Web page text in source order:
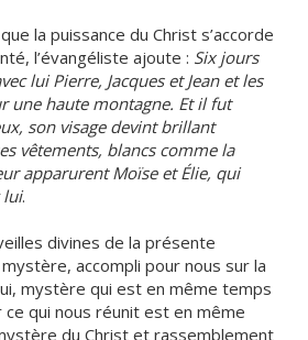
la puissance du Christ s’accorde
l’évangéliste ajoute : Six jours
lui Pierre, Jacques et Jean et les
une haute montagne. Et il fut
son visage devint brillant
vêtements, blancs comme la
apparurent Moïse et Élie, qui
lui.
divines de la présente
accompli pour nous sur la
mystère qui est en même temps
ce qui nous réunit est en même
du Christ et rassemblement